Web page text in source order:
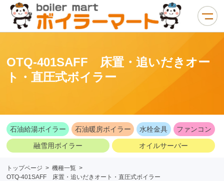
OTQ-401SAFF 床置・追いだきオー
ト・直圧式ボイラー
石油給湯ボイラー 石油暖房ボイラー 水栓金具 ファンコン
融雪用ボイラー オイルサーバー
トップページ > 機種一覧 >
OTQ-401SAFF 床置・追いだきオート・直圧式ボイラー